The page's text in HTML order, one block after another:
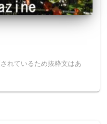
れているため抜粋文はあ